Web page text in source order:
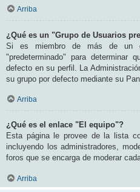
Arriba
¿Qué es un "Grupo de Usuarios
Si es miembro de más de un
"predeterminado" para determinar
defecto en su perfil. La
su grupo por defecto mediante su
Arriba
¿Qué es el enlace "El equipo"?
Esta página le provee de la lista
incluyendo los administradores,
foros que se encarga de moderar
Arriba